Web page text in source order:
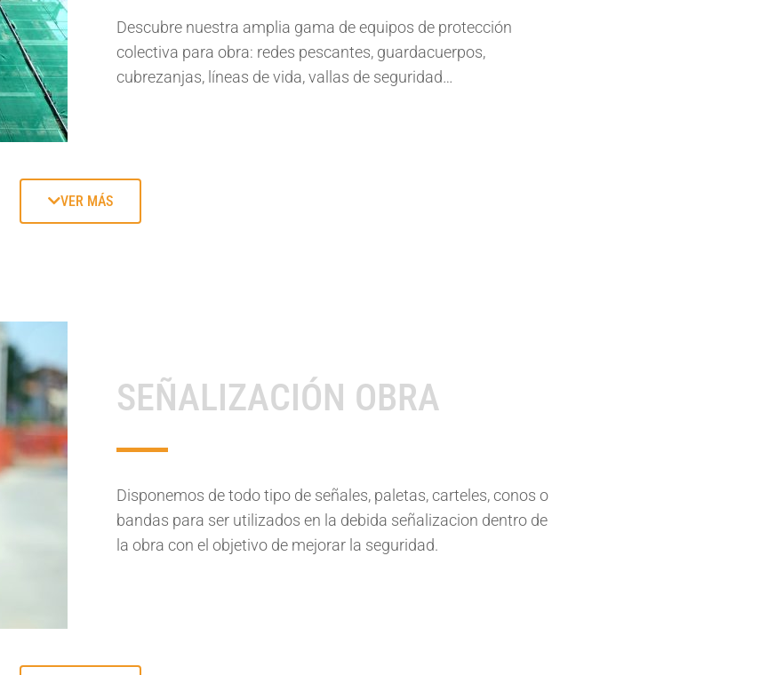
ROPA GAFAS
MASCARILLAS
Descubre nuestra amplia gama de equipos de protección
colectiva para obra: redes pescantes, guardacuerpos,
cubrezanjas, líneas de vida, vallas de seguridad…
GUARDACUERPOS
VER MÁS
SEÑALIZACIÓN OBRA
Disponemos de todo tipo de señales, paletas, carteles, conos o
bandas para ser utilizados en la debida señalizacion dentro de
la obra con el objetivo de mejorar la seguridad.